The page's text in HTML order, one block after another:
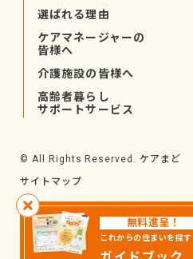
無料進呈！
これからの住まいを探す
選ばれる理由
ケアマネージャーの
皆様へ
介護施設の皆様へ
高齢者暮らし
サポートサービス
© All Rights Reserved. ケアまど
サイトマップ